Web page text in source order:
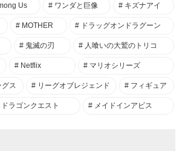
Us ワンダと巨像 キズナアイ
MOTHER ドラッグオンドラグーン
鬼滅の刃 人喰いの大鷲のトリコ
Netflix マリオシリーズ
ス リーグオブレジェンド フィギュア
ドラゴンクエスト メイドインアビス